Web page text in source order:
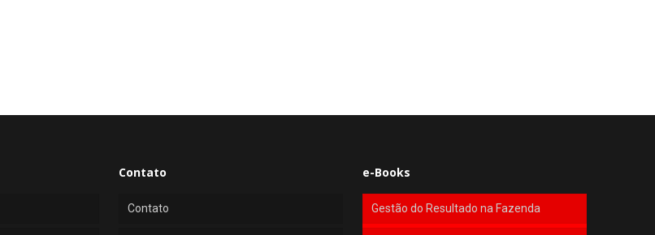
Contato
Contato
e-Books
Gestão do Resultado na Fazenda